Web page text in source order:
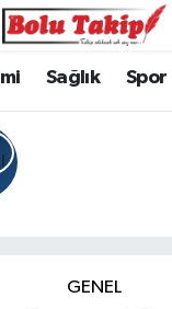
Sağlık Spor
GENEL